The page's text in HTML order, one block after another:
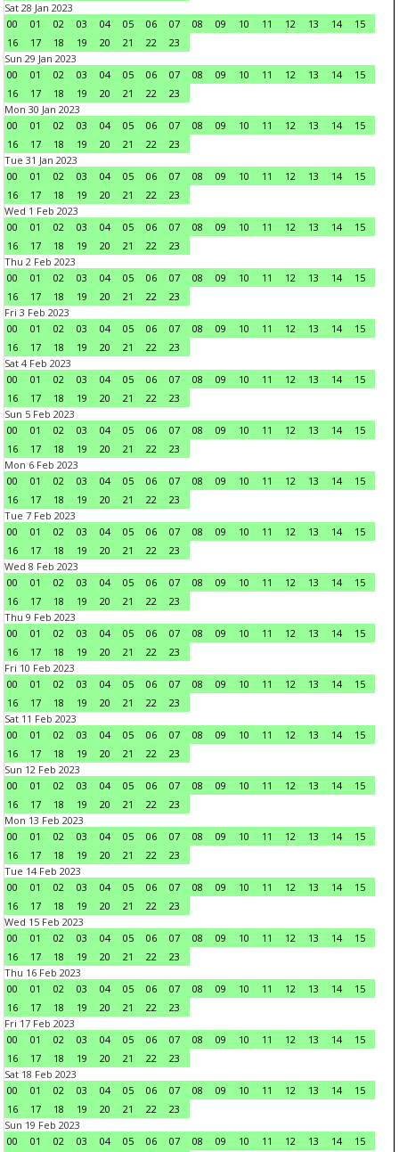
Sat 28 Jan 2023
00
01 02 03 04 05 06 07 08 09 10 11 12 13 14
15
16
17 18 19 20 21 22
23
Sun 29 Jan 2023
00
01 02 03 04 05 06 07 08 09 10 11 12 13 14
15
16
17 18 19 20 21 22
23
Mon 30 Jan 2023
00
01 02 03 04 05 06 07 08 09 10 11 12 13 14
15
16
17 18 19 20 21 22
23
Tue 31 Jan 2023
00
01 02 03 04 05 06 07 08 09 10 11 12 13 14
15
16
17 18 19 20 21 22
23
Wed 1 Feb 2023
00
01 02 03 04 05 06 07 08 09 10 11 12 13 14
15
16
17 18 19 20 21 22
23
Thu 2 Feb 2023
00
01 02 03 04 05 06 07 08 09 10 11 12 13 14
15
16
17 18 19 20 21 22
23
Fri 3 Feb 2023
00
01 02 03 04 05 06 07 08 09 10 11 12 13 14
15
16
17 18 19 20 21 22
23
Sat 4 Feb 2023
00
01 02 03 04 05 06 07 08 09 10 11 12 13 14
15
16
17 18 19 20 21 22
23
Sun 5 Feb 2023
00
01 02 03 04 05 06 07 08 09 10 11 12 13 14
15
16
17 18 19 20 21 22
23
Mon 6 Feb 2023
00
01 02 03 04 05 06 07 08 09 10 11 12 13 14
15
16
17 18 19 20 21 22
23
Tue 7 Feb 2023
00
01 02 03 04 05 06 07 08 09 10 11 12 13 14
15
16
17 18 19 20 21 22
23
Wed 8 Feb 2023
00
01 02 03 04 05 06 07 08 09 10 11 12 13 14
15
16
17 18 19 20 21 22
23
Thu 9 Feb 2023
00
01 02 03 04 05 06 07 08 09 10 11 12 13 14
15
16
17 18 19 20 21 22
23
Fri 10 Feb 2023
00
01 02 03 04 05 06 07 08 09 10 11 12 13 14
15
16
17 18 19 20 21 22
23
Sat 11 Feb 2023
00
01 02 03 04 05 06 07 08 09 10 11 12 13 14
15
16
17 18 19 20 21 22
23
Sun 12 Feb 2023
00
01 02 03 04 05 06 07 08 09 10 11 12 13 14
15
16
17 18 19 20 21 22
23
Mon 13 Feb 2023
00
01 02 03 04 05 06 07 08 09 10 11 12 13 14
15
16
17 18 19 20 21 22
23
Tue 14 Feb 2023
00
01 02 03 04 05 06 07 08 09 10 11 12 13 14
15
16
17 18 19 20 21 22
23
Wed 15 Feb 2023
00
01 02 03 04 05 06 07 08 09 10 11 12 13 14
15
16
17 18 19 20 21 22
23
Thu 16 Feb 2023
00
01 02 03 04 05 06 07 08 09 10 11 12 13 14
15
16
17 18 19 20 21 22
23
Fri 17 Feb 2023
00
01 02 03 04 05 06 07 08 09 10 11 12 13 14
15
16
17 18 19 20 21 22
23
Sat 18 Feb 2023
00
01 02 03 04 05 06 07 08 09 10 11 12 13 14
15
16
17 18 19 20 21 22
23
Sun 19 Feb 2023
00
01 02 03 04 05 06 07 08 09 10 11 12 13 14
15